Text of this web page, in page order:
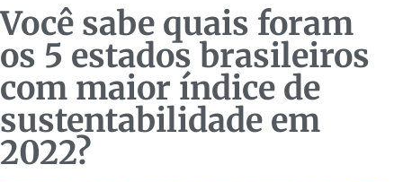
Você sabe quais foram
os 5 estados brasileiros
com maior índice de
sustentabilidade em
2022?